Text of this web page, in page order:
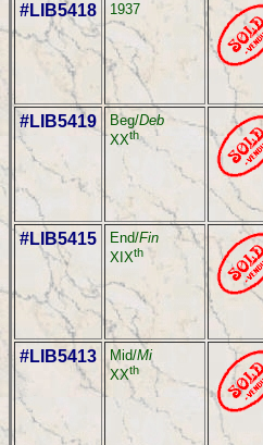
#LIB5418 1937
#LIB5419
Beg/Deb
XXth
#LIB5415 End/Fin
XIXth
#LIB5413 Mid/Mi
XXth